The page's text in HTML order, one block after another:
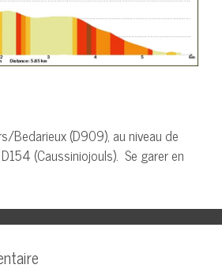
Bedarieux (D909), au niveau de
(Caussiniojouls). Se garer en